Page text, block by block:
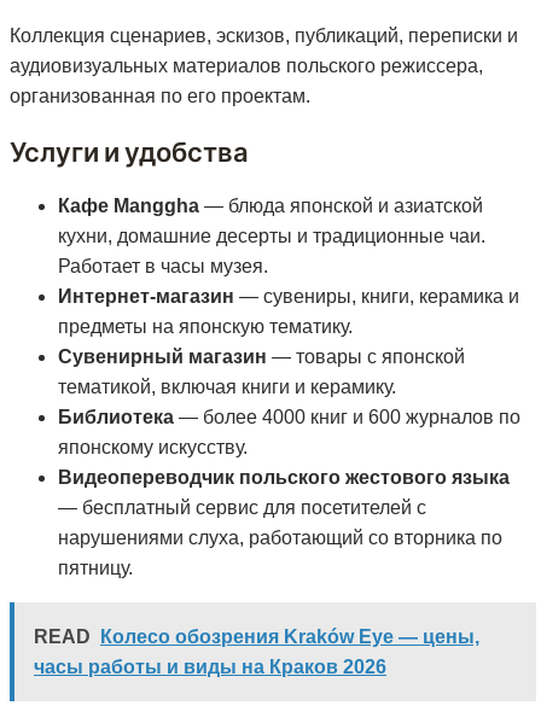
Коллекция сценариев, эскизов, публикаций, переписки и
аудиовизуальных материалов польского режиссера,
организованная по его проектам.
Услуги и удобства
Кафе Manggha — блюда японской и азиатской
кухни, домашние десерты и традиционные чаи.
Работает в часы музея.
Интернет-магазин — сувениры, книги, керамика и
предметы на японскую тематику.
Сувенирный магазин — товары с японской
тематикой, включая книги и керамику.
Библиотека — более 4000 книг и 600 журналов по
японскому искусству.
Видеопереводчик польского жестового языка
— бесплатный сервис для посетителей с
нарушениями слуха, работающий со вторника по
пятницу.
READ
Колесо обозрения Kraków Eye — цены,
часы работы и виды на Краков 2026